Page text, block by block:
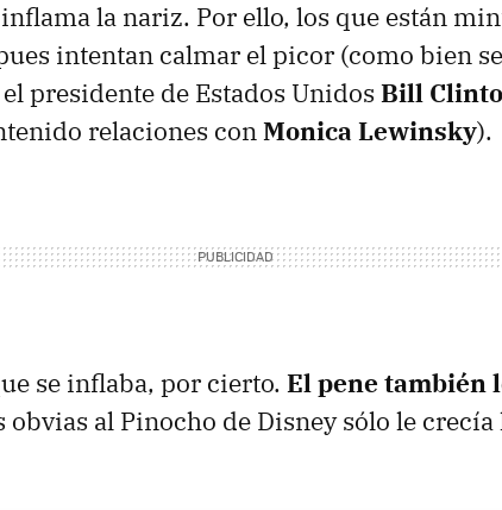
la nariz. Por ello, los que están
intentan calmar el picor (como bien
presidente de Estados Unidos Bill
relaciones conMonica Lewinsky).
se inflaba, por cierto. El pene también
obvias al Pinocho de Disney sólo le crecía